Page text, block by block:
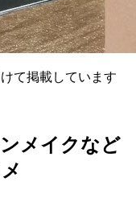
て掲載しています
メイクなど